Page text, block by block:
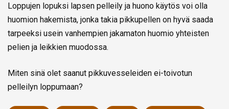
Loppujen lopuksi lapsen pelleily ja huono käytös voi olla
huomion hakemista, jonka takia pikkupellen on hyvä saada
tarpeeksi usein vanhempien jakamaton huomio yhteisten
pelien ja leikkien muodossa.
Miten sinä olet saanut pikkuvesseleiden ei-toivotun
pelleilyn loppumaan?